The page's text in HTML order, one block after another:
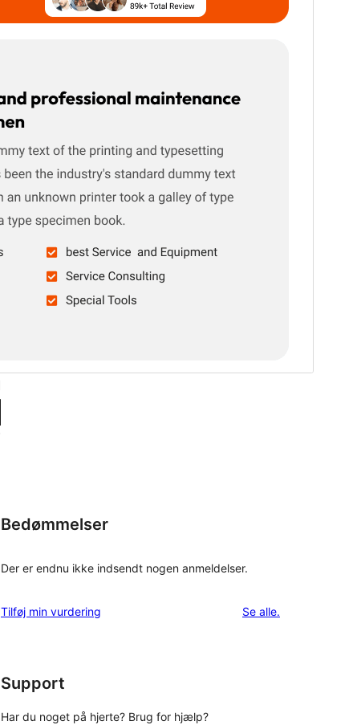
Bedømmelser
Der er endnu ikke indsendt nogen anmeldelser.
Tilføj min vurdering Se alleanmeldelser
.
Support
Har du noget på hjerte? Brug for hjælp?